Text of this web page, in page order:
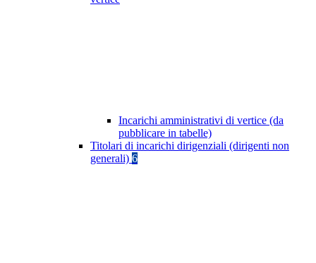
Incarichi amministrativi di vertice (da
pubblicare in tabelle)
Titolari di incarichi dirigenziali (dirigenti non
generali) 6